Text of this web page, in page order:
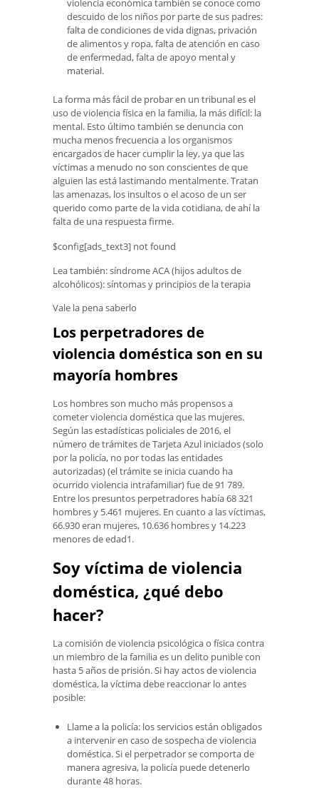
violencia económica también se conoce como
descuido de los niños por parte de sus padres:
falta de condiciones de vida dignas, privación
de alimentos y ropa, falta de atención en caso
de enfermedad, falta de apoyo mental y
material.
La forma más fácil de probar en un tribunal es el
uso de violencia física en la familia, la más difícil: la
mental. Esto último también se denuncia con
mucha menos frecuencia a los organismos
encargados de hacer cumplir la ley, ya que las
víctimas a menudo no son conscientes de que
alguien las está lastimando mentalmente. Tratan
las amenazas, los insultos o el acoso de un ser
querido como parte de la vida cotidiana, de ahí la
falta de una respuesta firme.
$config[ads_text3] not found
Lea también: síndrome ACA (hijos adultos de
alcohólicos): síntomas y principios de la terapia
Vale la pena saberlo
Los perpetradores de
violencia doméstica son en su
mayoría hombres
Los hombres son mucho más propensos a
cometer violencia doméstica que las mujeres.
Según las estadísticas policiales de 2016, el
número de trámites de Tarjeta Azul iniciados (solo
por la policía, no por todas las entidades
autorizadas) (el trámite se inicia cuando ha
ocurrido violencia intrafamiliar) fue de 91 789.
Entre los presuntos perpetradores había 68 321
hombres y 5.461 mujeres. En cuanto a las víctimas,
66.930 eran mujeres, 10.636 hombres y 14.223
menores de edad1.
Soy víctima de violencia
doméstica, ¿qué debo
hacer?
La comisión de violencia psicológica o física contra
un miembro de la familia es un delito punible con
hasta 5 años de prisión. Si hay actos de violencia
doméstica, la víctima debe reaccionar lo antes
posible:
Llame a la policía: los servicios están obligados
a intervenir en caso de sospecha de violencia
doméstica. Si el perpetrador se comporta de
manera agresiva, la policía puede detenerlo
durante 48 horas.